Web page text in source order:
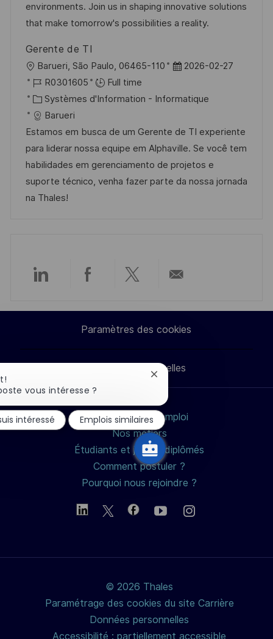
a
t
o
n
a
f
i
c
h
a
g
e
n
c
u
p
o
t
e
o
r
e
environments. Join us in shaping innovative solutions
that make tomorrow's possibilities a reality.
Gerente de TI
o
c
a
l
i
s
a
t
Barueri, São Paulo, 06465-110
D
t
d
’
a
f
g
2026-02-27
R
é
f
é
r
e
n
c
o
t
R0301605
Full time
C
a
t
é
g
o
r
Systèmes d'Information - Informatique
Barueri
Estamos em busca de um Gerente de TI experiente
para liderar nossa equipe em Alphaville. Se você tem
habilidades em gerenciamento de projetos e
suporte técnico, venha fazer parte da nossa jornada
na Thales!
Partager
via
LinkedIn
Partager
via
Facebook
Partager
via
twitter
par
e-
mail
Paramètres des cookies
Données personnelles
Rechercher un emploi
Nos métiers
Étudiants et jeunes diplômés
Comment postuler ?
Pourquoi nous rejoindre ?
© 2026 Thales
Paramétrage des cookies du site Carrière
Données personnelles
Accessibilité : partiellement accessible
vous intéresse ?
Fermer
notification
du
chatbot
intéressé Emplois similaires